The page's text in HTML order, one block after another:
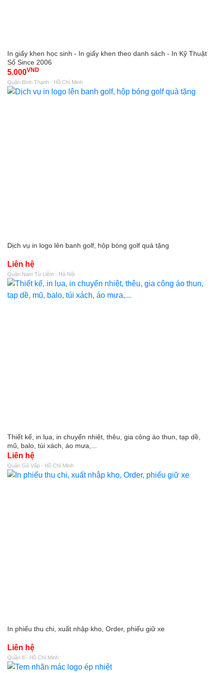
In giấy khen học sinh - In giấy khen theo danh sách - In Kỹ Thuật
Số Since 2006
5.000VND
Quận Bình Thạnh - Hồ Chí Minh
Dịch vụ in logo lên banh golf, hộp bóng golf quà tặng
Liên hệ
Quận Nam Từ Liêm - Hà Nội
Thiết kế, in lụa, in chuyển nhiệt, thêu, gia công áo thun, tạp dề,
mũ, balo, túi xách, áo mưa,...
Liên hệ
Quận Gò Vấp - Hồ Chí Minh
In phiếu thu chi, xuất nhập kho, Order, phiếu giữ xe
Liên hệ
Quận 8 - Hồ Chí Minh